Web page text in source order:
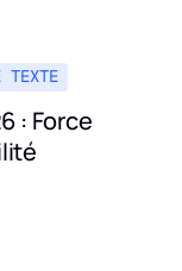
TEXTE
: Force